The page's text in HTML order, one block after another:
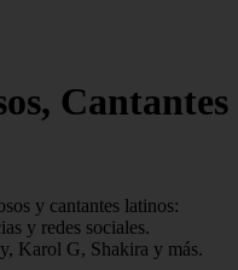
Cantantes
y cantantes latinos:
y redes sociales.
Karol G, Shakira y más.